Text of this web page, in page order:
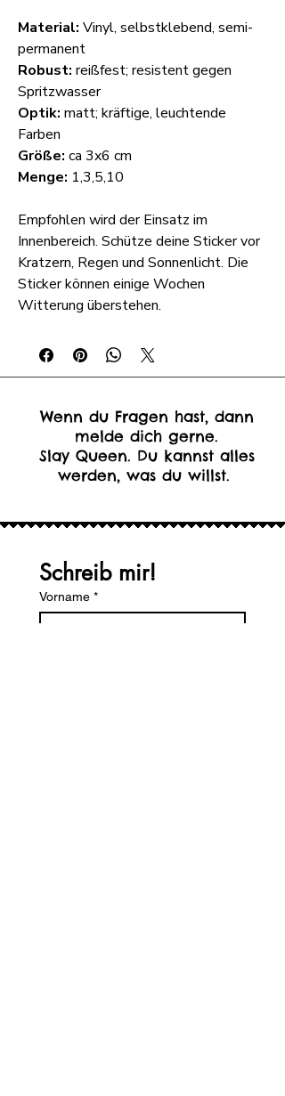
Material: Vinyl, selbstklebend, semi-
permanent
Robust: reißfest; resistent gegen
Spritzwasser
Optik: matt; kräftige, leuchtende
Farben
Größe: ca 3x6 cm
Menge: 1,3,5,10
Empfohlen wird der Einsatz im
Innenbereich. Schütze deine Sticker vor
Kratzern, Regen und Sonnenlicht. Die
Sticker können einige Wochen
Witterung überstehen.
Wenn du Fragen hast, dann
melde dich gerne.
Slay Queen. Du kannst alles
werden, was du willst.
Schreib mir!
Vorname *